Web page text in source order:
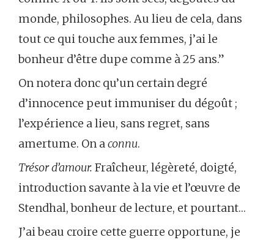
monde, philosophes. Au lieu de cela, dans
tout ce qui touche aux femmes, j’ai le
bonheur d’être dupe comme à 25 ans.”
On notera donc qu’un certain degré
d’innocence peut immuniser du dégoût ;
l’expérience a lieu, sans regret, sans
amertume. On aconnu.
Trésor d’amour. Fraîcheur, légèreté, doigté,
introduction savante à la vie et l’œuvre de
Stendhal, bonheur de lecture, et pourtant…
J’ai beau croire cette guerre opportune, je